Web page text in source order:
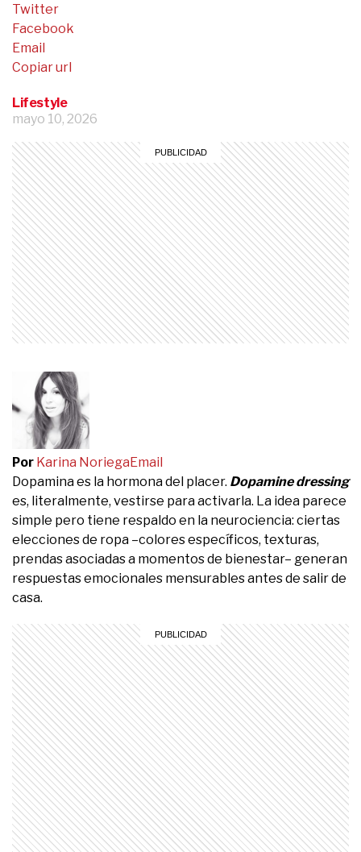
Lifestyle
mayo 10, 2026
Twitter
Facebook
Email
Copiar url
Por Karina NoriegaEmail
Dopamina es la hormona del placer. Dopamine dressing
es, literalmente, vestirse para activarla. La idea parece
simple pero tiene respaldo en la neurociencia: ciertas
elecciones de ropa –colores específicos, texturas,
prendas asociadas a momentos de bienestar– generan
respuestas emocionales mensurables antes de salir de
casa.